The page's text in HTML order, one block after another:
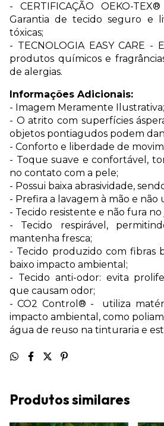
- CERTIFICAÇÃO OEKO-
Garantia de tecido seguro e
tóxicas;
- TECNOLOGIA EASY CARE -
produtos químicos e
de alergias.
Informações Adicionais:
- Imagem Meramente Ilustrativa;
- O atrito com superfícies
objetos pontiagudos podem
- Conforto e liberdade de
- Toque suave e confortável,
no contato com a pele;
- Possui baixa abrasividade,
- Prefira a lavagem à mão e não
- Tecido resistente e não fura no
- Tecido respirável,
mantenha fresca;
- Tecido produzido com fibras
baixo impacto ambiental;
- Tecido anti-odor: evita
que causam odor;
- CO2 Control® - utiliza
impacto ambiental, como
água de reuso na tinturaria e
Produtos similares